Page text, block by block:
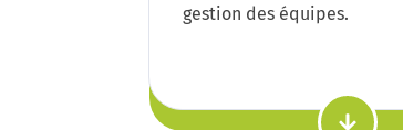
gestion des équipes.